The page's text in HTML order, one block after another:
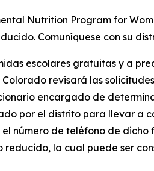
Nutrition Program for
Comuníquese con su
escolares gratuitas y a
revisará las
encargado de
por el distrito para llevar a
número de teléfono de
la cual puede ser